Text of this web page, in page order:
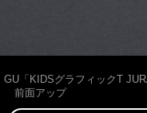
GU「KIDSグラフィックT
前面アップ